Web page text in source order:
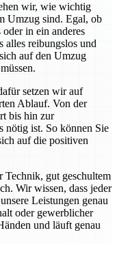
wir, wie wichtig
Umzug sind. Egal, ob
in ein anderes
alles reibungslos und
auf den Umzug
setzen wir auf
Ablauf. Von der
bis hin zur
nötig ist. So können Sie
auf die positiven
Technik, gut geschultem
Wir wissen, dass jeder
Leistungen genau
oder gewerblicher
und läuft genau